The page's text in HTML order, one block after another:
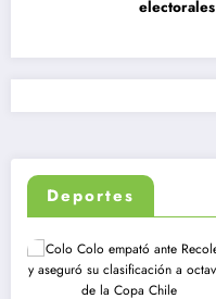
electorales
Deportes